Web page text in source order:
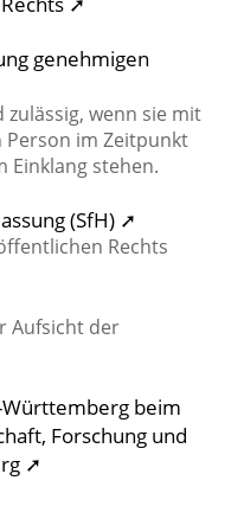
genehmigen
wenn sie mit
im Zeitpunkt
Einklang stehen.
(SfH) ➚
Rechts
Aufsicht der
beim
Forschung und
➚